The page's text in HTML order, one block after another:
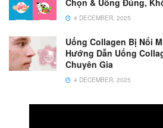
Chọn & Uống Đúng,
4 DECEMBER, 2025
Uống Collagen Bị Nổi
Hướng Dẫn Uống
Chuyên Gia
4 DECEMBER, 2025